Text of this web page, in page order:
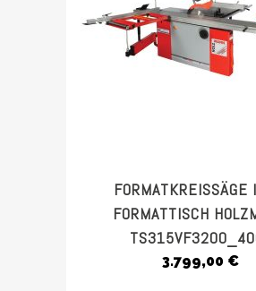
FORMATKREISSÄGE
FORMATTISCH
3.799,00 €